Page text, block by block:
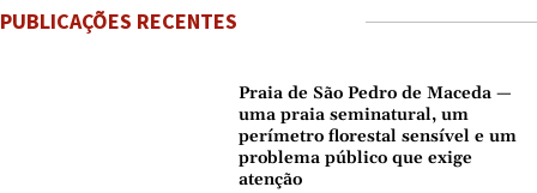
PUBLICAÇÕES RECENTES
Praia de São Pedro de Maceda —
uma praia seminatural, um
perímetro florestal sensível e um
problema público que exige
atenção